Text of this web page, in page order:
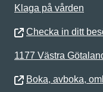
Klaga på vården
Checka in ditt
1177 Västra
Boka, avboka,